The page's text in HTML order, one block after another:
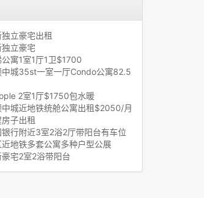
立豪宅出租
立豪宅
寓1室1厅1卫$1700
中城35st一室一厅Condo公寓82.5
2室1厅$1750包水暖
城近地铁统舱公寓出租$2050/月
子出租
行附近3室2浴2厅带阳台有车位
地铁多套公寓多种户型公展
宅2室2浴带阳台